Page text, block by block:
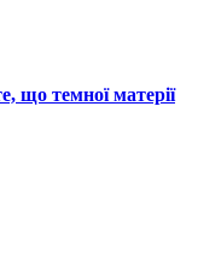
що темної матерії